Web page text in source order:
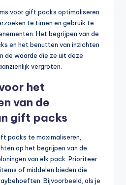
voor gift packs optimaliseren
te timen en gebruik te
Het begrijpen van de
en het benutten van inzichten
de waarde die ze uit deze
vergroten.
het
van de
gift packs
packs te maximaliseren,
op het begrijpen van de
van elk pack. Prioriteer
of middelen bieden die
Bijvoorbeeld, als je